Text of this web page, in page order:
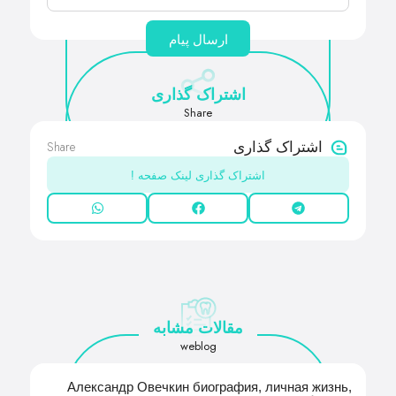
ارسال پیام
اشتراک گذاری
Share
اشتراک گذاری Share
اشتراک گذاری لینک صفحه !
مقالات مشابه
weblog
Александр Овечкин биография, личная жизнь,